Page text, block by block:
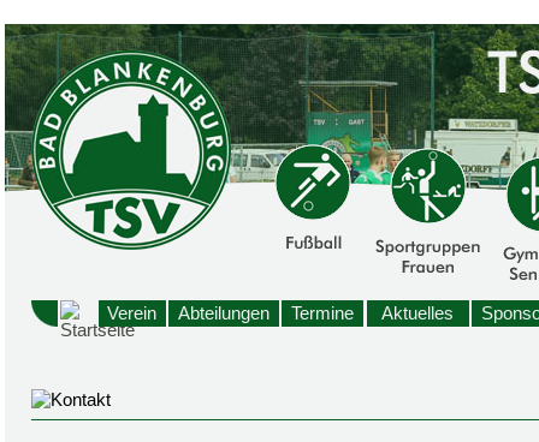
Verein Abteilungen Termine Aktuelles